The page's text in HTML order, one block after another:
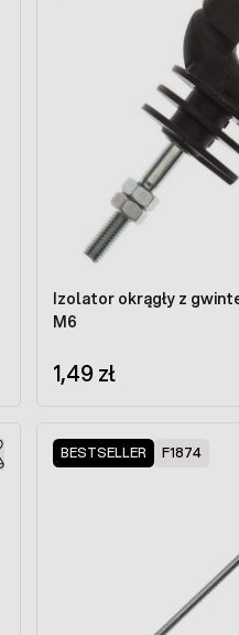
Izolator okrągły z
M6
1,49 zł
BESTSELLER F1874